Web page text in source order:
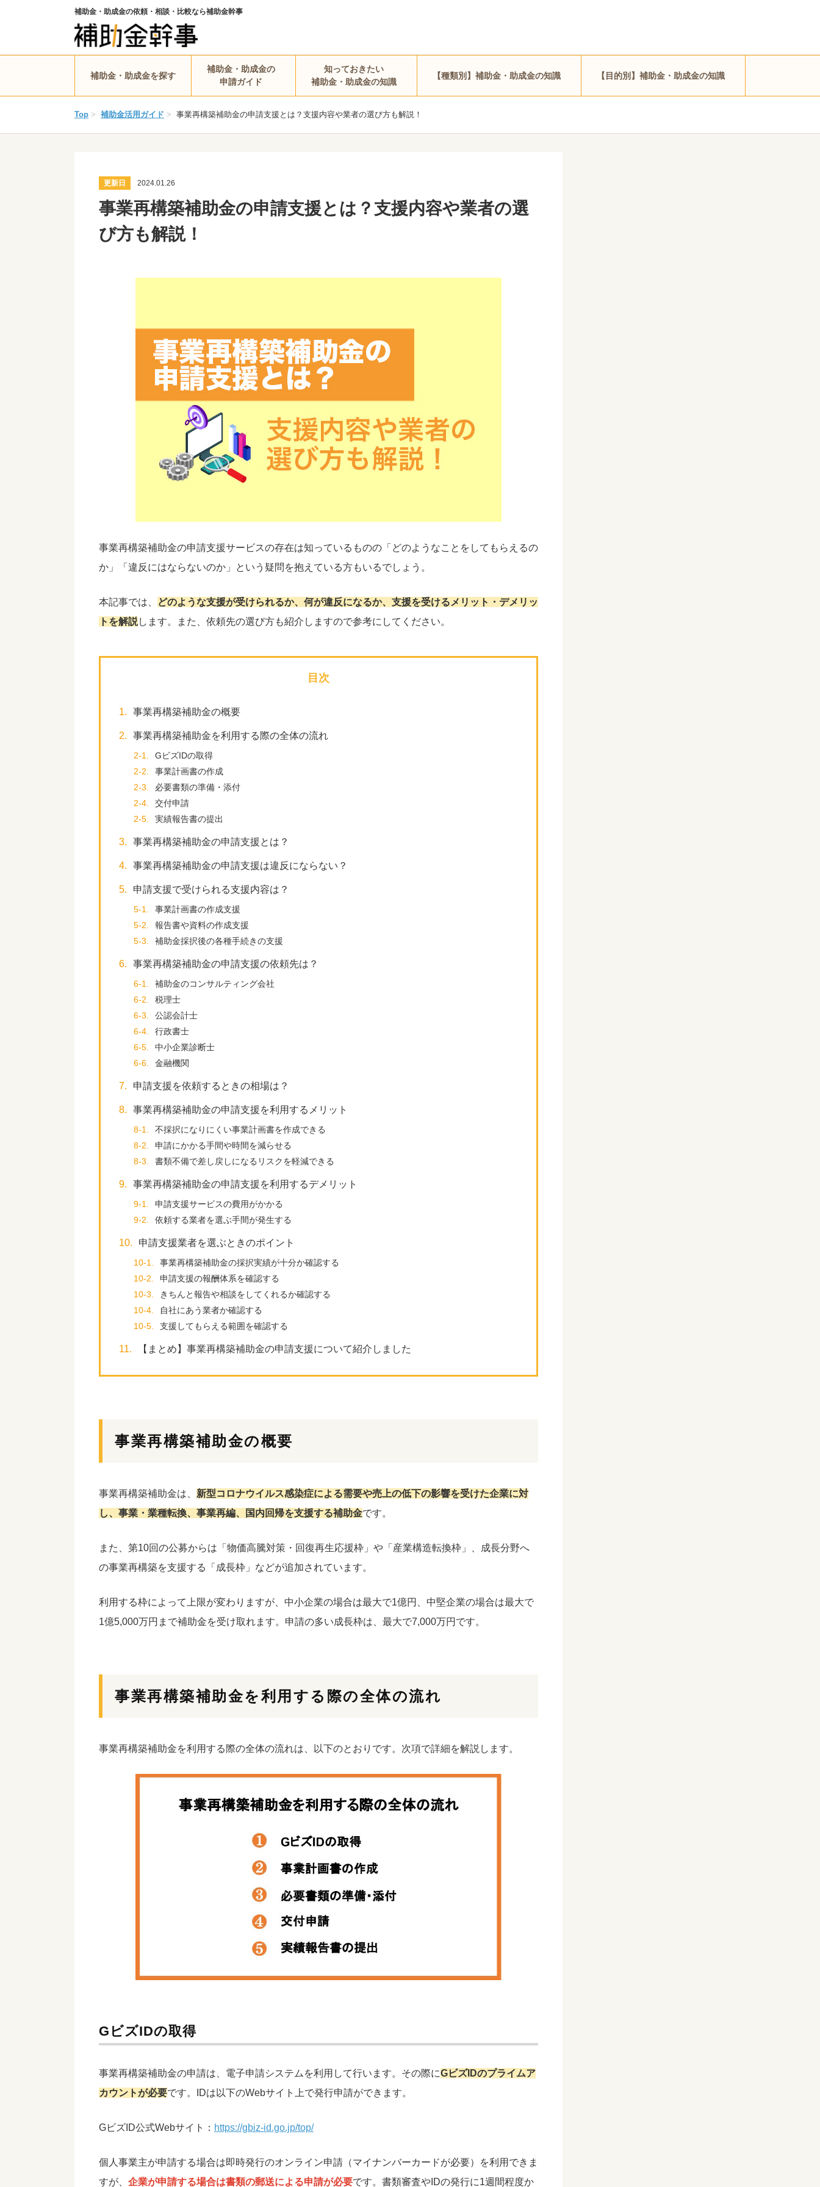
補助金・助成金の依頼・相談・比較なら補助金幹事
補助金・助成金を探す
補助金・助成金の
申請ガイド
知っておきたい
補助金・助成金の知識
【種類別】補助金・助成金の知識 【目的別】補助金・助成金の知識
Top > 補助金活用ガイド > 事業再構築補助金の申請支援とは？支援内容や業者の選び方も解説！
更新日 2024.01.26
事業再構築補助金の申請支援とは？支援内容や業者の選
び方も解説！
事業再構築補助金の申請支援サービスの存在は知っているものの「どのようなことをしてもらえるの
か」「違反にはならないのか」という疑問を抱えている方もいるでしょう。
本記事では、
どのような支援が受けられるか、何が違反になるか、支援を受けるメリット・デメリッ
トを解説します。また、依頼先の選び方も紹介しますので参考にしてください。
目次
1. 事業再構築補助金の概要
2. 事業再構築補助金を利用する際の全体の流れ
2-1.
GビズIDの取得
2-2.
事業計画書の作成
2-3.
必要書類の準備・添付
2-4.
交付申請
2-5.
実績報告書の提出
3. 事業再構築補助金の申請支援とは？
4. 事業再構築補助金の申請支援は違反にならない？
5. 申請支援で受けられる支援内容は？
5-1.
事業計画書の作成支援
5-2.
報告書や資料の作成支援
5-3.
補助金採択後の各種手続きの支援
6. 事業再構築補助金の申請支援の依頼先は？
6-1.
補助金のコンサルティング会社
6-2.
税理士
6-3.
公認会計士
6-4.
行政書士
6-5.
中小企業診断士
6-6.
金融機関
7. 申請支援を依頼するときの相場は？
8. 事業再構築補助金の申請支援を利用するメリット
8-1.
不採択になりにくい事業計画書を作成できる
8-2.
申請にかかる手間や時間を減らせる
8-3.
書類不備で差し戻しになるリスクを軽減できる
9. 事業再構築補助金の申請支援を利用するデメリット
9-1.
申請支援サービスの費用がかかる
9-2.
依頼する業者を選ぶ手間が発生する
10. 申請支援業者を選ぶときのポイント
10-1.
事業再構築補助金の採択実績が十分か確認する
10-2.
申請支援の報酬体系を確認する
10-3.
きちんと報告や相談をしてくれるか確認する
10-4.
自社にあう業者か確認する
10-5.
支援してもらえる範囲を確認する
11. 【まとめ】事業再構築補助金の申請支援について紹介しました
事業再構築補助金の概要
事業再構築補助金は、 新型コロナウイルス感染症による需要や売上の低下の影響を受けた企業に対
し、事業・業種転換、事業再編、国内回帰を支援する補助金です。
また、第10回の公募からは「物価高騰対策・回復再生応援枠」や「産業構造転換枠」、成長分野へ
の事業再構築を支援する「成長枠」などが追加されています。
利用する枠によって上限が変わりますが、中小企業の場合は最大で1億円、中堅企業の場合は最大で
1億5,000万円まで補助金を受け取れます。申請の多い成長枠は、最大で7,000万円です。
事業再構築補助金を利用する際の全体の流れ
事業再構築補助金を利用する際の全体の流れは、以下のとおりです。次項で詳細を解説します。
GビズIDの取得
事業再構築補助金の申請は、電子申請システムを利用して行います。その際にGビズIDのプライムア
カウントが必要です。IDは以下のWebサイト上で発行申請ができます。
GビズID公式Webサイト： https://gbiz-id.go.jp/top/
個人事業主が申請する場合は即時発行のオンライン申請（マイナンバーカードが必要）を利用できま
すが、 企業が申請する場合は書類の郵送による申請が必要です。書類審査やIDの発行に1週間程度か